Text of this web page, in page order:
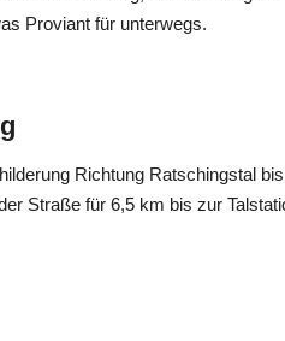
Südtiroler Bikeguide
Proviant für unterwegs.
Richtung Ratschingstal
Straße für 6,5 km bis zur